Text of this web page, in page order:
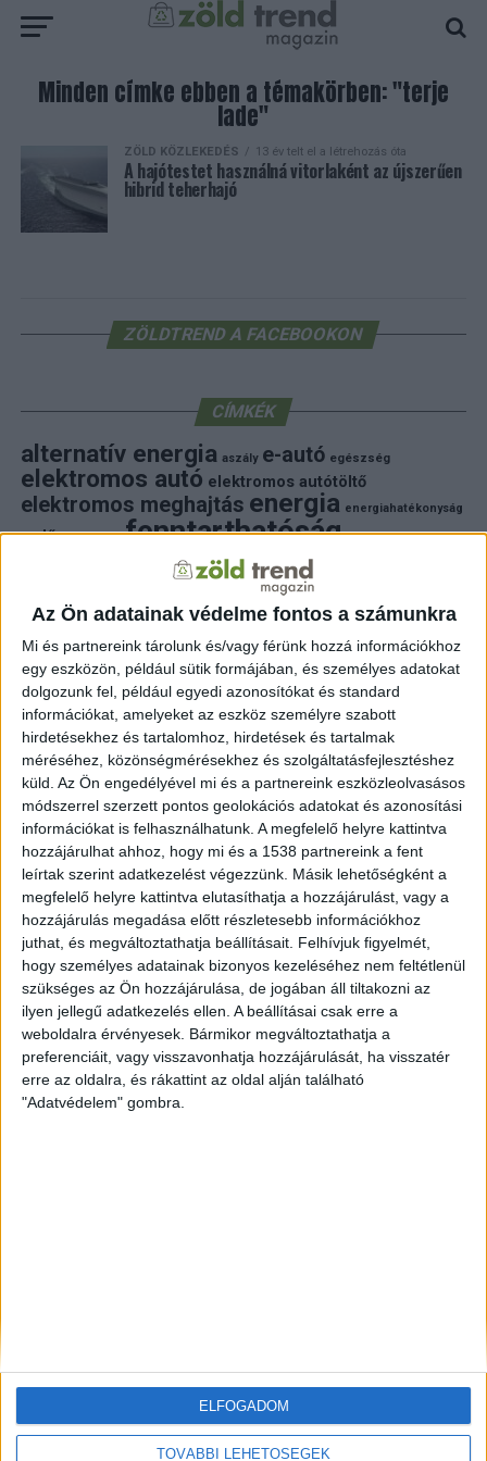
Az Ön adatainak védelme fontos a számunkra
Mi és partnereink tárolunk és/vagy férünk hozzá információkhoz
egy eszközön, például sütik formájában, és személyes adatokat
dolgozunk fel, például egyedi azonosítókat és standard
információkat, amelyeket az eszköz személyre szabott
hirdetésekhez és tartalomhoz, hirdetések és tartalmak
méréséhez, közönségmérésekhez és szolgáltatásfejlesztéshez
küld. Az Ön engedélyével mi és a partnereink eszközleolvasásos
módszerrel szerzett pontos geolokációs adatokat és azonosítási
információkat is felhasználhatunk. A megfelelő helyre kattintva
hozzájárulhat ahhoz, hogy mi és a 1538 partnereink a fent
leírtak szerint adatkezelést végezzünk. Másik lehetőségként a
megfelelő helyre kattintva elutasíthatja a hozzájárulást, vagy a
hozzájárulás megadása előtt részletesebb információkhoz
juthat, és megváltoztathatja beállításait. Felhívjuk figyelmét,
hogy személyes adatainak bizonyos kezeléséhez nem feltétlenül
szükséges az Ön hozzájárulása, de jogában áll tiltakozni az
ilyen jellegű adatkezelés ellen. A beállításai csak erre a
weboldalra érvényesek. Bármikor megváltoztathatja a
preferenciáit, vagy visszavonhatja hozzájárulását, ha visszatér
erre az oldalra, és rákattint az oldal alján található
"Adatvédelem" gombra.
TOVÁBBI LEHETŐSÉGEK
ELFOGADOM
Minden címke ebben a témakörben: "terje
lade"
ZÖLD KÖZLEKEDÉS 13 év telt el a létrehozás óta
A hajótestet használná vitorlaként az újszerűen
hibrid teherhajó
ZÖLDTREND A FACEBOOKON
CÍMKÉK
alternatív energia aszály e-autó egészség
elektromos autó elektromos autótöltő
elektromos meghajtás energia energiahatékonyság
erdő fejlesztés fenntarthatóság fotovoltaikus
hulladék időjárás klímaváltozás
környezet
környezetvédelem környezetvédelmi hírek
közlekedés megújuló energia mezőgazdaság
napelemnapelemeknapenergia
naperőmű solar solar energy szelektiv hulladék természet
természetvédelem villamosenergia villanyautó víz
autó
zöld energia zöld energiaforrás zöld hirek
állatvédelem áram életmód újrahasznosítás
FRISS HÍREK
ZÖLDINFÓ 8 óra telt el a létrehozás óta
új program támogatja a magyar kkv-k fenntartható
működését
ZÖLDINFÓ 10 óra telt el a létrehozás óta
A klímaváltozás új korszakot nyit a Dunán: a jövő
vízgazdálkodásához új szemléletre lesz szükség
ZÖLDINFÓ 10 óra telt el a létrehozás óta
Hőségriasztás Magyarországon: emelkedik a Duna,
miközben rekordközeli a rendszerterhelés
ZÖLD KÖZLEKEDÉS